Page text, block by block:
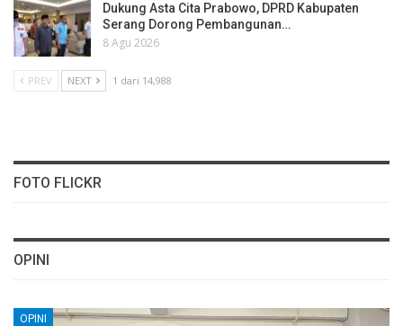
Dukung Asta Cita Prabowo, DPRD Kabupaten
Serang Dorong Pembangunan…
8 Agu 2026
PREV NEXT 1 dari 14,988
FOTO FLICKR
OPINI
OPINI